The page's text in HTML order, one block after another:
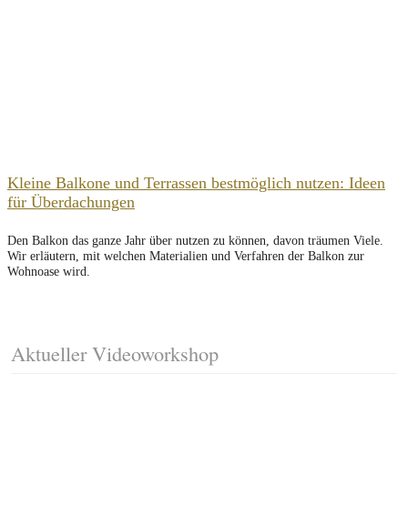
Kleine Balkone und Terrassen bestmöglich nutzen: Ideen
für Überdachungen
Den Balkon das ganze Jahr über nutzen zu können, davon träumen Viele.
Wir erläutern, mit welchen Materialien und Verfahren der Balkon zur
Wohnoase wird.
Aktueller Videoworkshop